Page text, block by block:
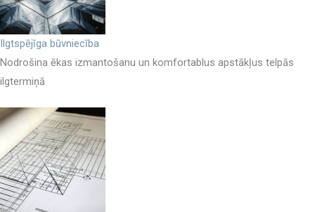
Ilgtspējīga būvniecība
Nodrošina ēkas izmantošanu un komfortablus apstākļus telpās
ilgtermiņā